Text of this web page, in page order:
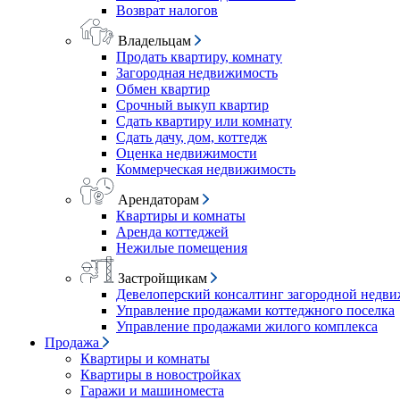
Возврат налогов
Владельцам
Продать квартиру, комнату
Загородная недвижимость
Обмен квартир
Срочный выкуп квартир
Сдать квартиру или комнату
Сдать дачу, дом, коттедж
Оценка недвижимости
Коммерческая недвижимость
Арендаторам
Квартиры и комнаты
Аренда коттеджей
Нежилые помещения
Застройщикам
Девелоперский консалтинг загородной
Управление продажами коттеджного поселка
Управление продажами жилого комплекса
Продажа
Квартиры и комнаты
Квартиры в новостройках
Гаражи и машиноместа